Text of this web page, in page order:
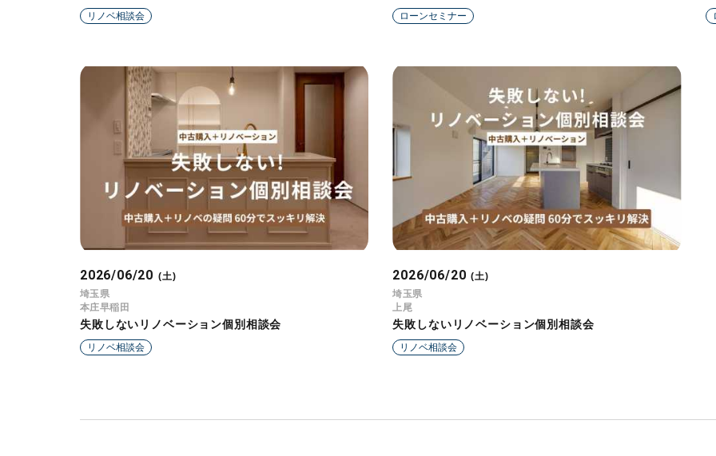
リノベ相談会 ローンセミナー
2026/06/20 (土)
埼玉県
本庄早稲田
失敗しないリノベーション個別相談会
リノベ相談会
2026/06/20 (土)
埼玉県
上尾
失敗しないリノベーション個別相談会
リノベ相談会